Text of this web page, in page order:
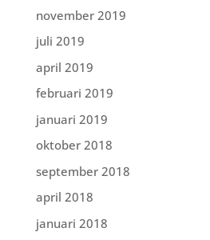
november 2019
juli 2019
april 2019
februari 2019
januari 2019
oktober 2018
september 2018
april 2018
januari 2018